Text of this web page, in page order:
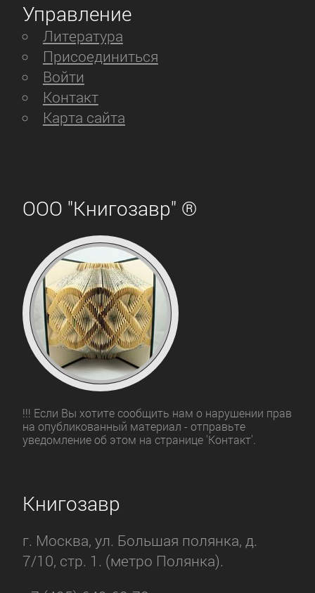
Управление
Литература
Присоединиться
Войти
Контакт
Карта сайта
ООО "Книгозавр" ®
!!! Если Вы хотите сообщить нам о нарушении прав
на опубликованный материал - отправьте
уведомление об этом на странице 'Контакт'.
Книгозавр
г. Москва, ул. Большая полянка, д.
7/10, стр. 1. (метро Полянка).